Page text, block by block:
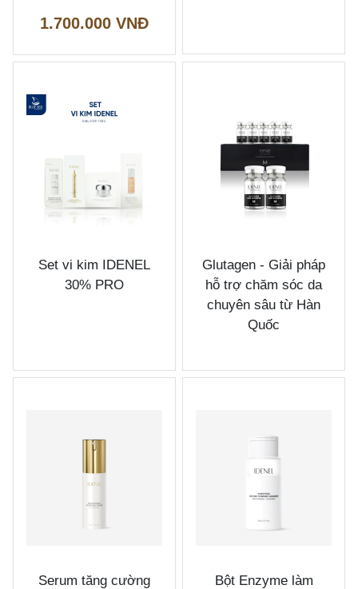
1.700.000 VNĐ
Set vi kim IDENEL
30% PRO
Glutagen - Giải pháp
hỗ trợ chăm sóc da
chuyên sâu từ Hàn
Quốc
Serum tăng cường
Bột Enzyme làm